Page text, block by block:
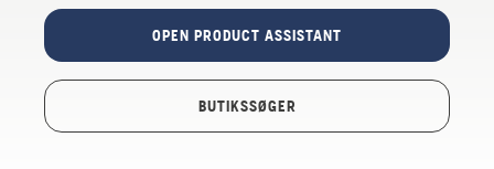
OPEN PRODUCT ASSISTANT
BUTIKSSØGER